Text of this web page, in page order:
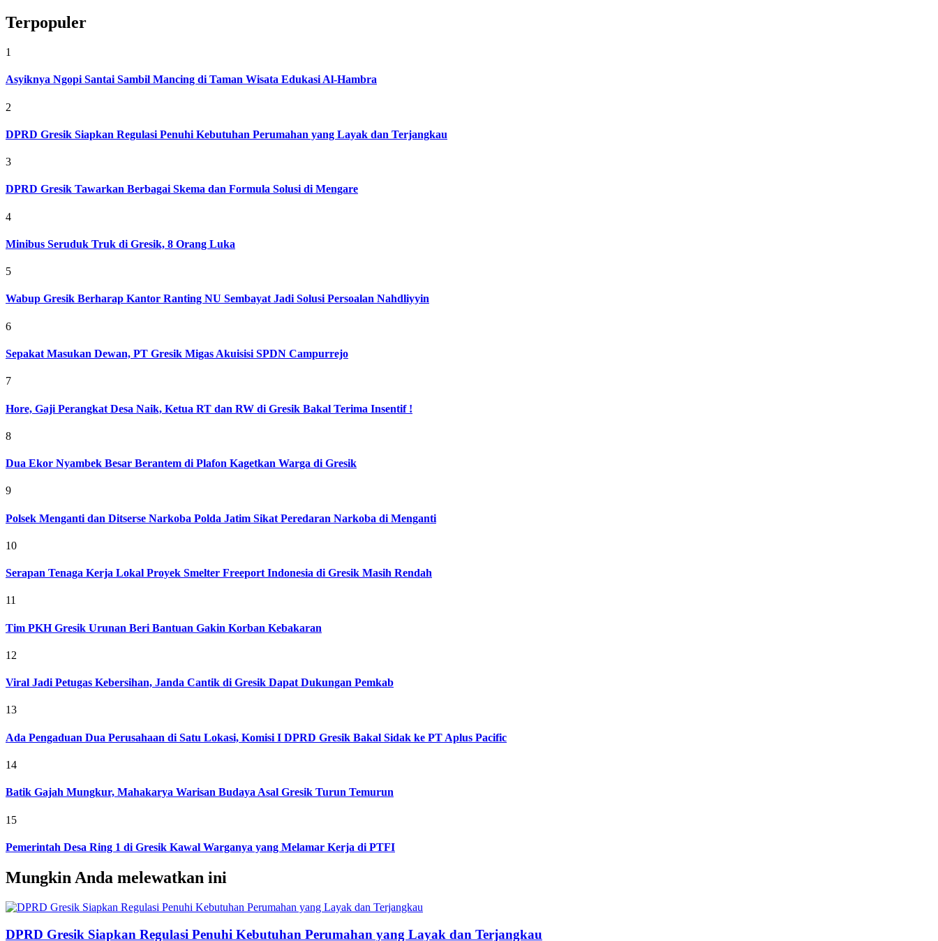
Terpopuler
1
Asyiknya Ngopi Santai Sambil Mancing di Taman Wisata Edukasi Al-Hambra
2
DPRD Gresik Siapkan Regulasi Penuhi Kebutuhan Perumahan yang Layak dan Terjangkau
3
DPRD Gresik Tawarkan Berbagai Skema dan Formula Solusi di Mengare
4
Minibus Seruduk Truk di Gresik, 8 Orang Luka
5
Wabup Gresik Berharap Kantor Ranting NU Sembayat Jadi Solusi Persoalan Nahdliyyin
6
Sepakat Masukan Dewan, PT Gresik Migas Akuisisi SPDN Campurrejo
7
Hore, Gaji Perangkat Desa Naik, Ketua RT dan RW di Gresik Bakal Terima Insentif !
8
Dua Ekor Nyambek Besar Berantem di Plafon Kagetkan Warga di Gresik
9
Polsek Menganti dan Ditserse Narkoba Polda Jatim Sikat Peredaran Narkoba di Menganti
10
Serapan Tenaga Kerja Lokal Proyek Smelter Freeport Indonesia di Gresik Masih Rendah
11
Tim PKH Gresik Urunan Beri Bantuan Gakin Korban Kebakaran
12
Viral Jadi Petugas Kebersihan, Janda Cantik di Gresik Dapat Dukungan Pemkab
13
Ada Pengaduan Dua Perusahaan di Satu Lokasi, Komisi I DPRD Gresik Bakal Sidak ke PT Aplus Pacific
14
Batik Gajah Mungkur, Mahakarya Warisan Budaya Asal Gresik Turun Temurun
15
Pemerintah Desa Ring 1 di Gresik Kawal Warganya yang Melamar Kerja di PTFI
Mungkin Anda melewatkan ini
DPRD Gresik Siapkan Regulasi Penuhi Kebutuhan Perumahan yang Layak dan Terjangkau